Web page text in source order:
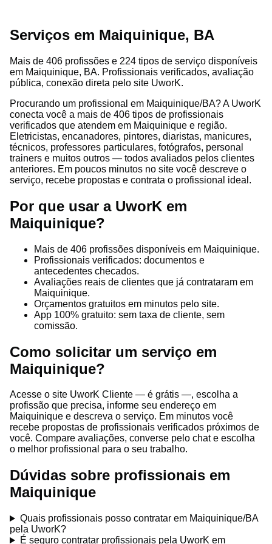
Serviços em Maiquinique, BA
Mais de 406 profissões e 224 tipos de serviço disponíveis
em Maiquinique, BA. Profissionais verificados, avaliação
pública, conexão direta pelo site UworK.
Procurando um profissional em Maiquinique/BA? A UworK
conecta você a mais de 406 tipos de profissionais
verificados que atendem em Maiquinique e região.
Eletricistas, encanadores, pintores, diaristas, manicures,
técnicos, professores particulares, fotógrafos, personal
trainers e muitos outros — todos avaliados pelos clientes
anteriores. Em poucos minutos no site você descreve o
serviço, recebe propostas e contrata o profissional ideal.
Por que usar a UworK em
Maiquinique?
Mais de 406 profissões disponíveis em Maiquinique.
Profissionais verificados: documentos e
antecedentes checados.
Avaliações reais de clientes que já contrataram em
Maiquinique.
Orçamentos gratuitos em minutos pelo site.
App 100% gratuito: sem taxa de cliente, sem
comissão.
Como solicitar um serviço em
Maiquinique?
Acesse o site UworK Cliente — é grátis —, escolha a
profissão que precisa, informe seu endereço em
Maiquinique e descreva o serviço. Em minutos você
recebe propostas de profissionais verificados próximos de
você. Compare avaliações, converse pelo chat e escolha
o melhor profissional para o seu trabalho.
Dúvidas sobre profissionais em
Maiquinique
Quais profissionais posso contratar em Maiquinique/BA
pela UworK?
É seguro contratar profissionais pela UworK em